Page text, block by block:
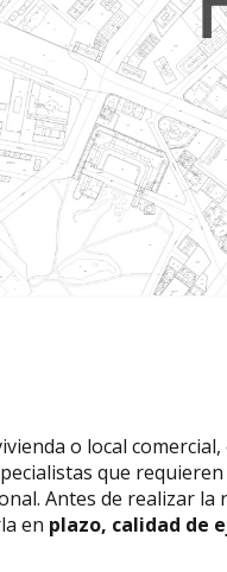
o local comercial,
que
Antes de realizar la
en plazo, calidad de